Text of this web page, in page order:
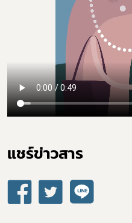
แชร์ข่าวสาร​
เลือกหัวข้อที่ท่า